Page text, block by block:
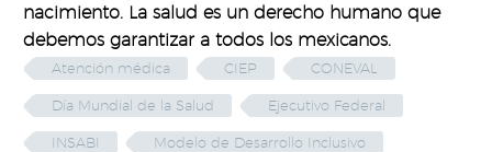
nacimiento. La salud es un derecho humano que
debemos garantizar a todos los mexicanos.
Atención médica CIEP CONEVAL
Día Mundial de la Salud Ejecutivo Federal
INSABI Modelo de Desarrollo Inclusivo